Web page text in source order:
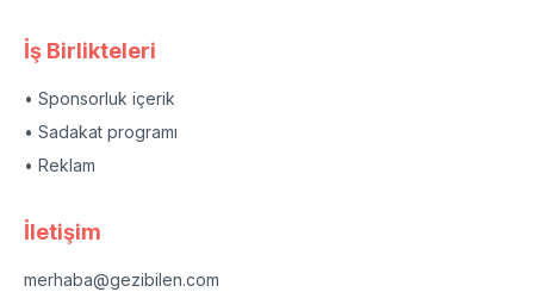
İş Birlikteleri
• Sponsorluk içerik
• Sadakat programı
• Reklam
İletişim
merhaba@gezibilen.com